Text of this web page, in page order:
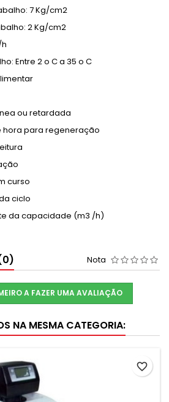
7 Kg/cm2
2 Kg/cm2
Entre 2 o C a 35 o C
ou retardada
para regeneração
curso
ciclo
da capacidade (m3 /h)
Nota
A FAZER UMA AVALIAÇÃO
NA MESMA CATEGORIA:
favorite_border